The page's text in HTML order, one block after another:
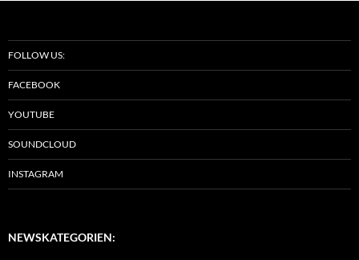
FOLLOW US:
FACEBOOK
YOUTUBE
SOUNDCLOUD
INSTAGRAM
NEWSKATEGORIEN: